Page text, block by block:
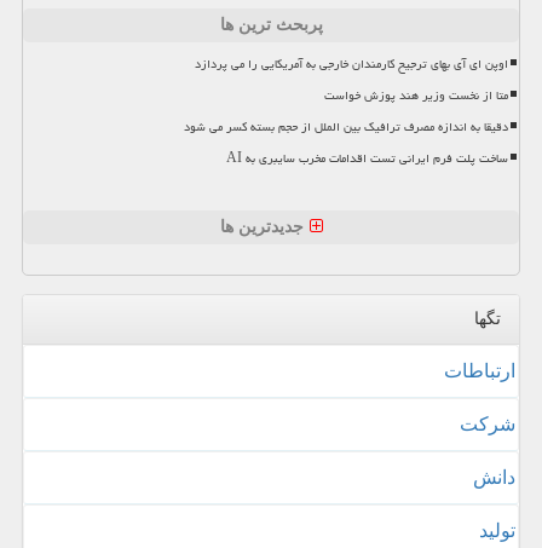
پربحث ترین ها
اوپن ای آی بهای ترجیح کارمندان خارجی به آمریکایی را می پردازد
متا از نخست وزیر هند پوزش خواست
دقیقا به اندازه مصرف ترافیک بین الملل از حجم بسته کسر می شود
ساخت پلت فرم ایرانی تست اقدامات مخرب سایبری به AI
جدیدترین ها
تگها
ارتباطات
شركت
دانش
تولید